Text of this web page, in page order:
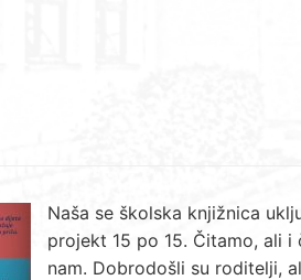
Naša se školska knjižnica
projekt 15 po 15. Čitamo, ali i
nam. Dobrodošli su roditelji,